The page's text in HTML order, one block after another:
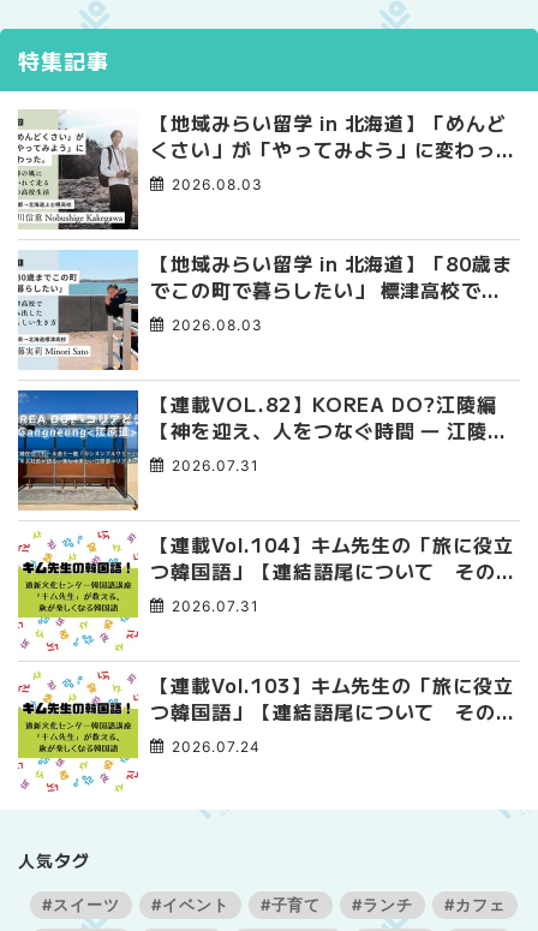
特集記事
【地域みらい留学 in 北海道】「めんど
くさい」が「やってみよう」に変わっ
た。 十勝の風に吹かれて走る、僕の泥
2026.08.03
【地域みらい留学 in 北海道】「80歳ま
でこの町で暮らしたい」 標津高校で踏
み出した、私らしい生き方
2026.08.03
【連載VOL.82】KOREA DO?江陵編
【神を迎え、人をつなぐ時間 ― 江陵端
午祭 】
2026.07.31
【連載Vol.104】キム先生の「旅に役立
つ韓国語」【連結語尾について その
4】2026.07.31
【連載Vol.103】キム先生の「旅に役立
つ韓国語」【連結語尾について その
3】2026.07.24
人気タグ
#スイーツ #イベント #子育て #ランチ
#カフェ